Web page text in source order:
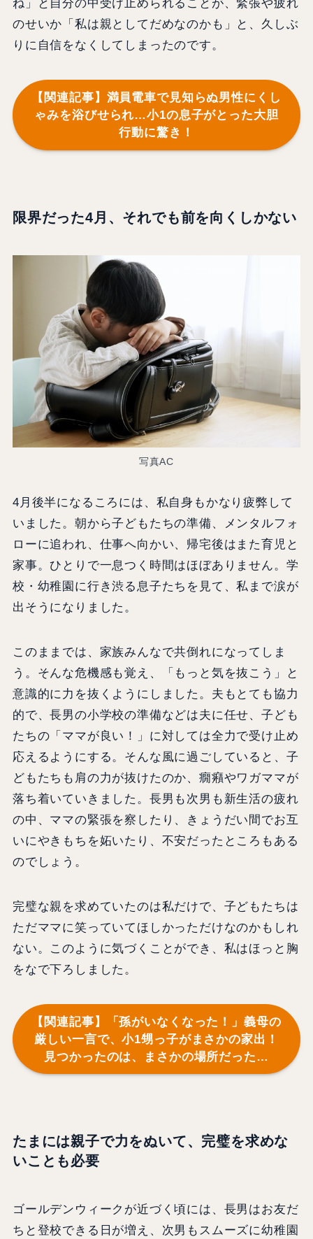
ね」と自分の中受け止められることが、緊張や疲れ
のせいか「私は親としてだめなのかも」と、久しぶ
りに自信をなくしてしまったのです。
【関連記事】満員電車で見知らぬ男性にくし
ゃみを浴びせられ…小1の息子がとった大胆
行動に驚き！
限界だった4月、それでも前を向くしかない
写真AC
4月後半になるころには、私自身もかなり疲弊して
いました。朝から子どもたちの準備、メンタルフォ
ローに追われ、仕事へ向かい、帰宅後はまた育児と
家事。ひとりで一息つく時間はほぼありません。学
校・幼稚園に行き渋る息子たちを見て、私まで涙が
出そうになりました。
このままでは、家族みんなで共倒れになってしま
う。そんな危機感も覚え、「もっと気を抜こう」と
意識的に力を抜くようにしました。夫もとても協力
的で、長男の小学校の準備などは夫に任せ、子ども
たちの「ママが良い！」に対しては全力で受け止め
応えるようにする。そんな風に過ごしていると、子
どもたちも肩の力が抜けたのか、癇癪やワガママが
落ち着いていきました。長男も次男も新生活の疲れ
の中、ママの緊張を察したり、きょうだい間でお互
いにやきもちを妬いたり、不安だったところもある
のでしょう。
完璧な親を求めていたのは私だけで、子どもたちは
ただママに笑っていてほしかっただけなのかもしれ
ない。このように気づくことができ、私はほっと胸
をなで下ろしました。
【関連記事】「孫がいなくなった！」義母の
厳しい一言で、小1甥っ子がまさかの家出！
見つかったのは、まさかの場所だった…
たまには親子で力をぬいて、完璧を求めな
いことも必要
ゴールデンウィークが近づく頃には、長男はお友だ
ちと登校できる日が増え、次男もスムーズに幼稚園